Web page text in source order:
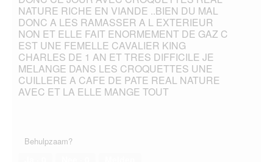
NATURE RICHE EN VIANDE ..BIEN DU MAL
DONC A LES RAMASSER A L EXTERIEUR
NON ET ELLE FAIT ENORMEMENT DE GAZ C
EST UNE FEMELLE CAVALIER KING
CHARLES DE 1 AN ET TRES DIFFICILE JE
MELANGE DANS LES CROQUETTES UNE
CUILLERE A CAFE DE PATE REAL NATURE
AVEC ET LA ELLE MANGE TOUT
Behulpzaam?